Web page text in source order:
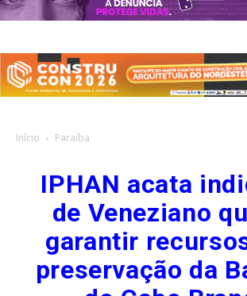
Início Paraíba
IPHAN acata
de Veneziano
garantir
preservação da